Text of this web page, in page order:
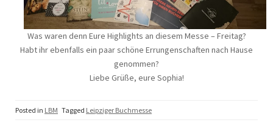
Was waren denn Eure Highlights an diesem Messe – Freitag?
Habt ihr ebenfalls ein paar schöne Errungenschaften nach Hause
genommen?
Liebe Grüße, eure Sophia!
Posted in LBM Tagged Leipziger Buchmesse